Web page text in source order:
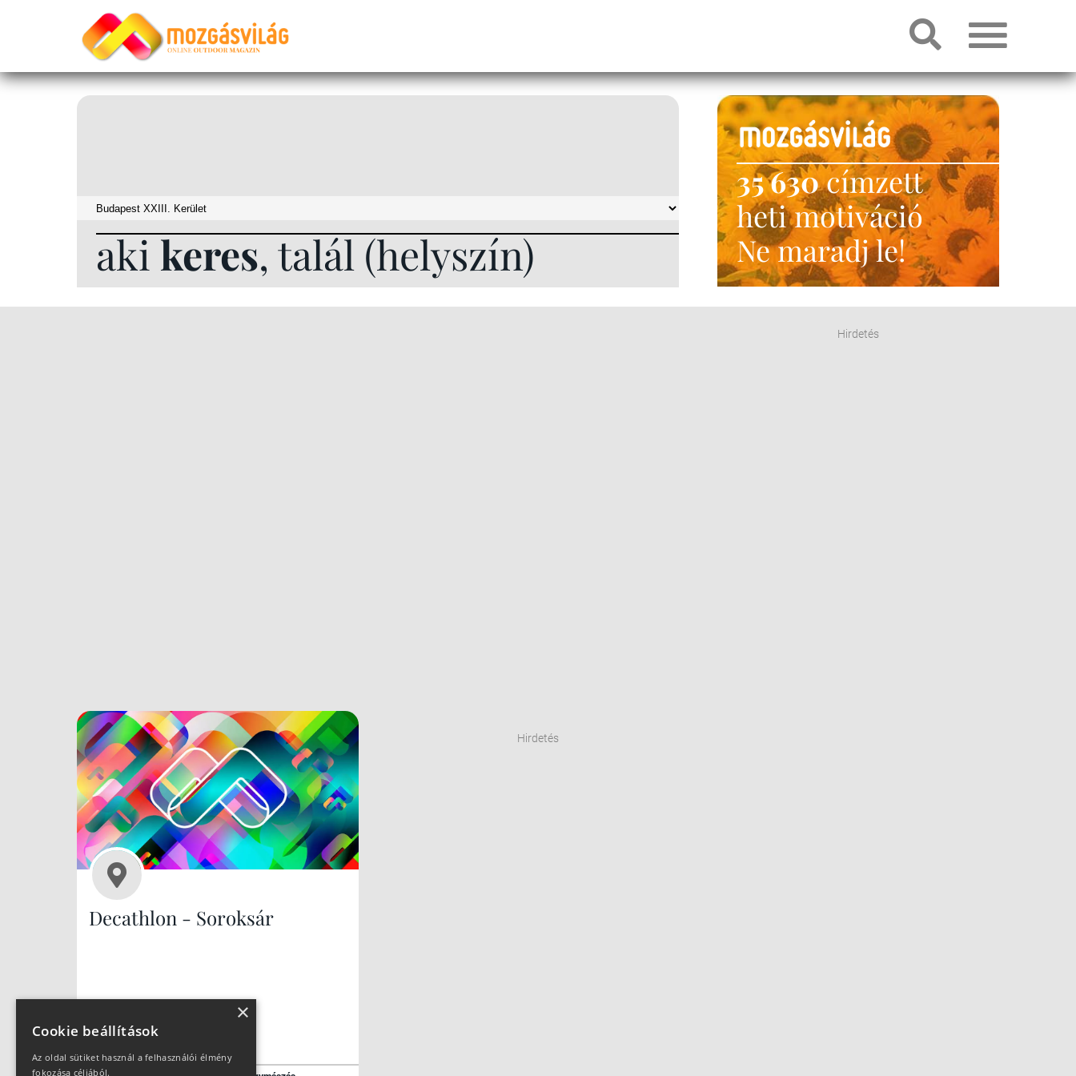
aki keres, talál (helyszín)
35 630címzett
heti motiváció
Ne maradj le!
Hirdetés
Decathlon - Soroksár
Hirdetés
×
Cookie beállítások
Az oldal sütiket használ a felhasználói élmény
fokozása céljából.